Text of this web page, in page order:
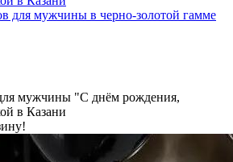
для мужчины в черно-золотой гамме